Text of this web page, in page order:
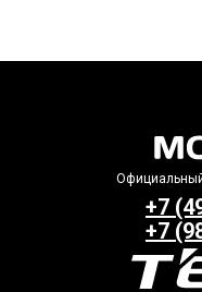
+7
+7